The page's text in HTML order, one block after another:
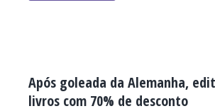
Após goleada da Alemanha,
livros com 70% de desconto